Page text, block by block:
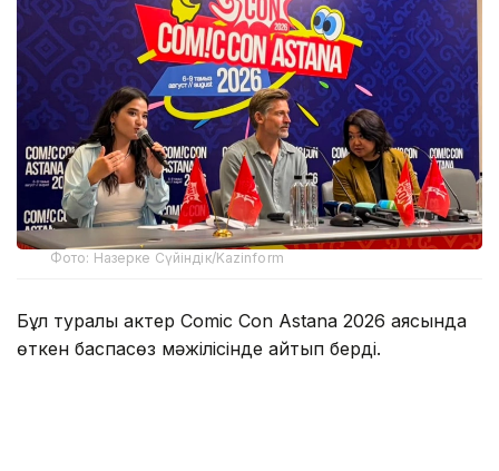
Фото: Назерке Сүйіндік/Kazinform
Бұл туралы актер Comic Con Astana 2026 аясында
өткен баспасөз мәжілісінде айтып берді.